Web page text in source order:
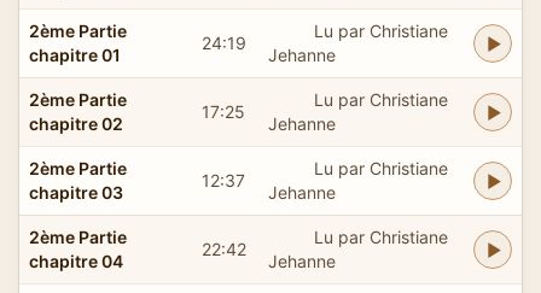
2ème Partie
chapitre 01
24:19
Lu par Christiane
Jehanne
2ème Partie
chapitre 02
17:25
Lu par Christiane
Jehanne
2ème Partie
chapitre 03
12:37
Lu par Christiane
Jehanne
2ème Partie
chapitre 04
22:42
Lu par Christiane
Jehanne